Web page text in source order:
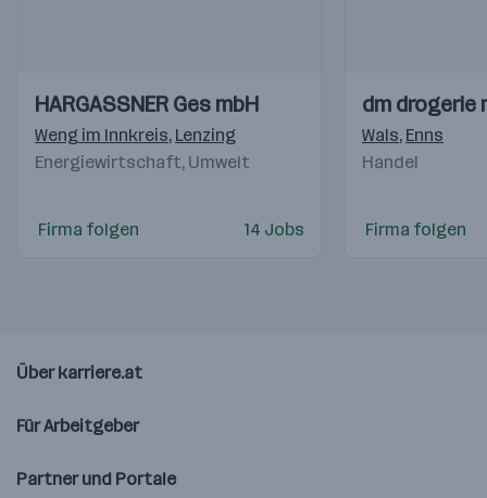
Videos
Einblicke
Einblicke
HARGASSNER Ges mbH
Weng im Innkreis, Lenzing
Energiewirtschaft, Umwelt
Firma folgen 14 Jobs
Videos
Einblicke
Einblicke
dm drogerie
Wals, Enns
Handel
Firma folgen
Über karriere.at
Für Arbeitgeber
Partner und Portale